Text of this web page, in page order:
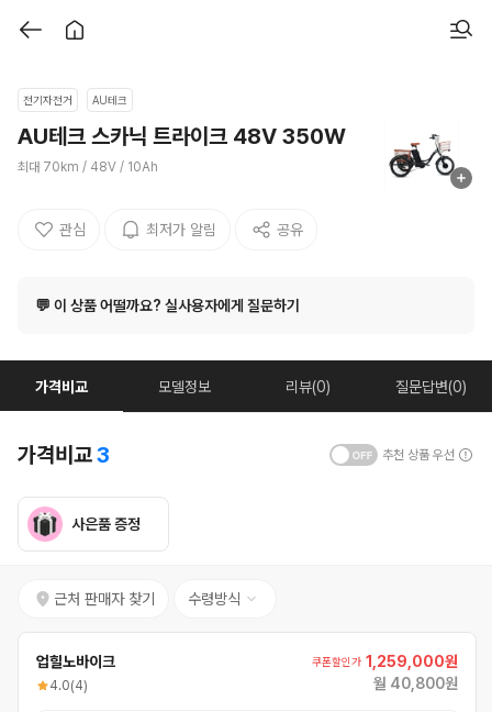
전기자전거 AU테크
AU테크 스카닉 트라이크 48V 350W
최대 70km / 48V / 10Ah
관심 최저가 알림 공유
💬 이 상품 어떨까요? 실사용자에게 질문하기
가격비교 모델정보 리뷰(0) 질문답변(0)
가격비교3 추천 상품 우선
사은품 증정
근처 판매자 찾기 수령방식
업힐노바이크
4.0(4)
쿠폰할인가 1,259,000원
월 40,800원